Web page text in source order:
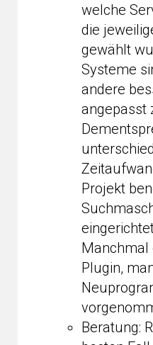
welche
die
gewählt
Systeme
andere
angepasst
Projekt
Manchmal
Plugin,
Beratung: